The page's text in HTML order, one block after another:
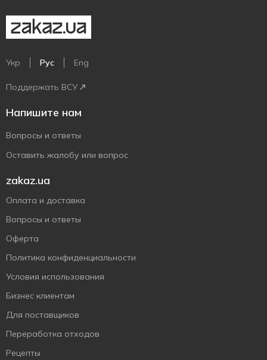
Укр Рус Eng
Поддержать ВСУ
Напишите нам
Вопросы и ответы
Оставить жалобу или вопрос
zakaz.ua
Оплата и доставка
Вопросы и ответы
Оферта
Политика конфиденциальности
Условия использования
Бизнес клиентам
Для поставщиков
Переработка отходов
Рецепты